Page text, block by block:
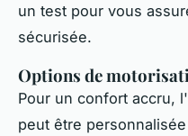
un test pour vous
sécurisée.
Options de
Pour un confort accru, l'
peut être